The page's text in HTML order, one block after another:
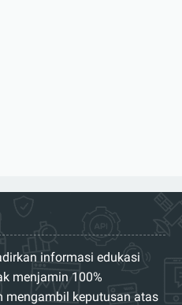
informasi edukasi
menjamin 100%
mengambil keputusan atas